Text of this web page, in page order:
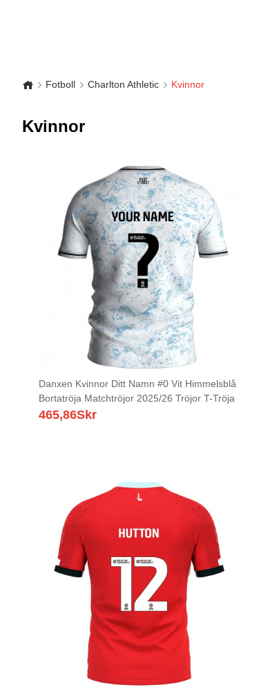
Fotboll Charlton Athletic Kvinnor
Kvinnor
Danxen Kvinnor Ditt Namn #0 Vit Himmelsblå
Bortatröja Matchtröjor 2025/26 Tröjor T-Tröja
465,86Skr